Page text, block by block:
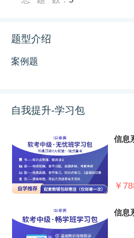
题型介绍
案例题
自我提升-学习包
信息
￥
信息